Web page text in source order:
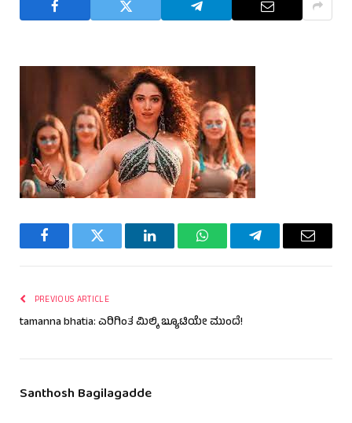
FacebookTwitter LinkedInWhatsAppTelegramEmail
PREVIOUS ARTICLE
tamanna bhatia: ಎರಿಗಿಂತ ಮಿಲ್ಕಿ ಬ್ಯೂಟಿಯೇ ಮುಂದೆ!
Santhosh Bagilagadde